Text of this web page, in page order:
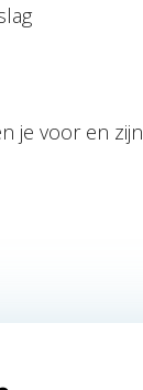
je voor en zijn